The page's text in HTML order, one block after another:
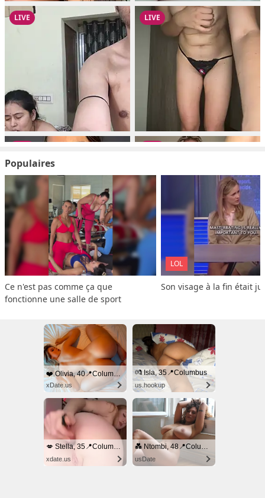
Populaires
Ce n'est pas comme ça que
fonctionne une salle de sport
LOL
Son visage à la fin était